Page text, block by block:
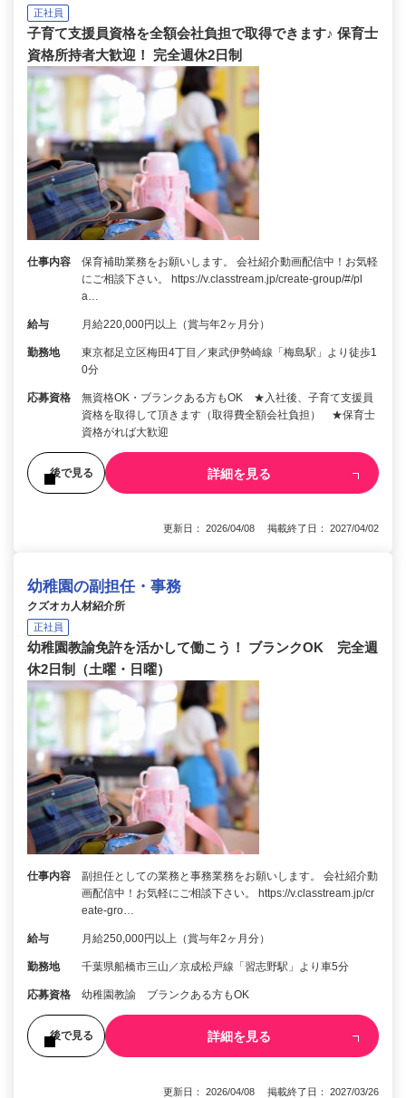
正社員
子育て支援員資格を全額会社負担で取得できます♪ 保育士
資格所持者大歓迎！ 完全週休2日制
仕事内容
保育補助業務をお願いします。 会社紹介動画配信中！お気軽
にご相談下さい。 https://v.classtream.jp/create-group/#/pl
a…
給与 月給220,000円以上（賞与年2ヶ月分）
勤務地
東京都足立区梅田4丁目／東武伊勢崎線「梅島駅」より徒歩1
0分
応募資格
無資格OK・ブランクある方もOK ★入社後、子育て支援員
資格を取得して頂きます（取得費全額会社負担） ★保育士
資格がれば大歓迎
後で見る 詳細を見る
更新日： 2026/04/08 掲載終了日： 2027/04/02
幼稚園の副担任・事務
クズオカ人材紹介所
正社員
幼稚園教諭免許を活かして働こう！ ブランクOK 完全週
休2日制（土曜・日曜）
仕事内容
副担任としての業務と事務業務をお願いします。 会社紹介動
画配信中！お気軽にご相談下さい。 https://v.classtream.jp/cr
eate-gro…
給与 月給250,000円以上（賞与年2ヶ月分）
勤務地 千葉県船橋市三山／京成松戸線「習志野駅」より車5分
応募資格 幼稚園教諭 ブランクある方もOK
後で見る 詳細を見る
更新日： 2026/04/08 掲載終了日： 2027/03/26